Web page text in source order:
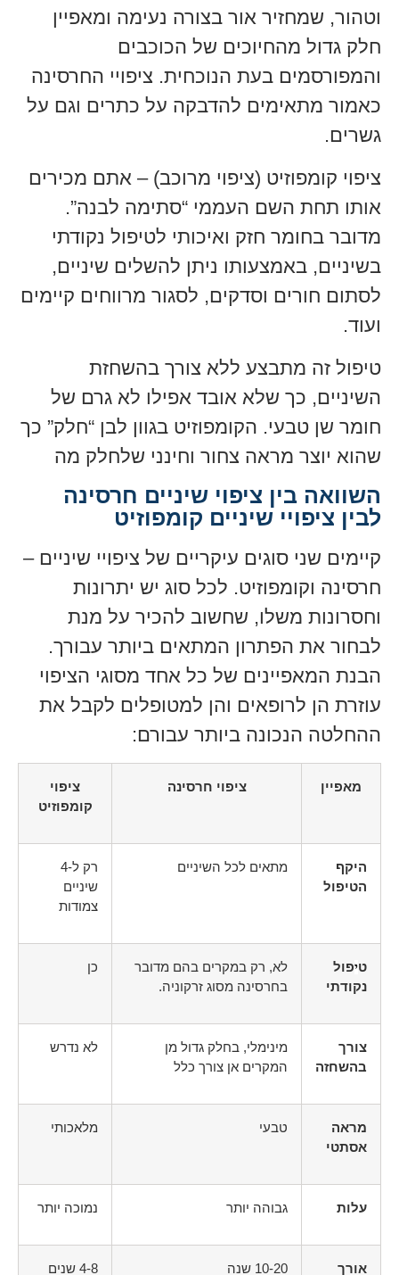
וטהור, שמחזיר אור בצורה נעימה ומאפיין
חלק גדול מהחיוכים של הכוכבים
והמפורסמים בעת הנוכחית. ציפויי החרסינה
כאמור מתאימים להדבקה על כתרים וגם על
גשרים.
ציפוי קומפוזיט (ציפוי מרוכב) – אתם מכירים
אותו תחת השם העממי “סתימה לבנה”.
מדובר בחומר חזק ואיכותי לטיפול נקודתי
בשיניים, באמצעותו ניתן להשלים שיניים,
לסתום חורים וסדקים, לסגור מרווחים קיימים
ועוד.
טיפול זה מתבצע ללא צורך בהשחזת
השיניים, כך שלא אובד אפילו לא גרם של
חומר שן טבעי. הקומפוזיט בגוון לבן “חלק” כך
שהוא יוצר מראה צחור וחינני שלחלק מה
השוואה בין ציפוי שיניים חרסינה
לבין ציפויי שיניים קומפוזיט
קיימים שני סוגים עיקריים של ציפויי שיניים –
חרסינה וקומפוזיט. לכל סוג יש יתרונות
וחסרונות משלו, שחשוב להכיר על מנת
לבחור את הפתרון המתאים ביותר עבורך.
הבנת המאפיינים של כל אחד מסוגי הציפוי
עוזרת הן לרופאים והן למטופלים לקבל את
ההחלטה הנכונה ביותר עבורם:
מאפיין ציפוי חרסינה
ציפוי
קומפוזיט
היקף
הטיפול
מתאים לכל השיניים
רק ל-4
שיניים
צמודות
טיפול
נקודתי
לא, רק במקרים בהם מדובר
בחרסינה מסוג זרקוניה.
כן
צורך
בהשחזה
מינימלי, בחלק גדול מן
המקרים אן צורך כלל
לא נדרש
מראה
אסתטי
טבעי מלאכותי
עלות גבוהה יותר נמוכה יותר
אורך 10-20 שנה 4-8 שנים